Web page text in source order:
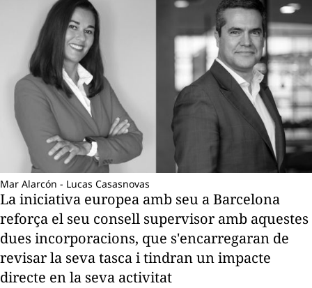
Mar Alarcón - Lucas Casasnovas
La iniciativa europea amb seu a Barcelona
reforça el seu consell supervisor amb aquestes
dues incorporacions, que s'encarregaran de
revisar la seva tasca i tindran un impacte
directe en la seva activitat